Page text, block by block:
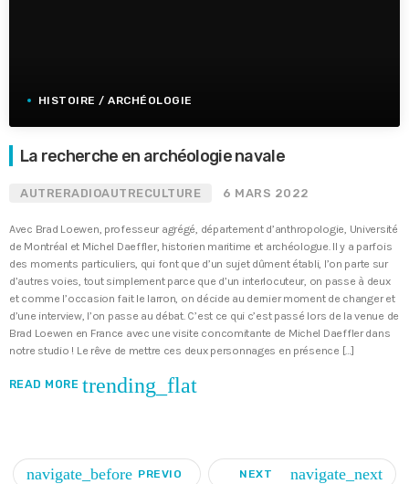
HISTOIRE / ARCHÉOLOGIE
La recherche en archéologie navale
AUTRERADIOAUTRECULTURE 6 MARS 2022
Avec Brad Loewen, professeur agrégé, département d’anthropologie, Université
de Montréal et Michel Daeffler, historien maritime et archéologue. Il y a parfois
des moments particuliers, qui font que d’un sujet dûment établi, l’on parte sur
d’autres voies, tout simplement parce que d’un interlocuteur, on passe à deux
et comme l’occasion fait le larron, on décide au dernier moment de changer et
d’une interview, l’on passe au débat. C’est ce qui c’est passé lors de la venue de
Brad Loewen en France avec une visite concomitante de Michel Daeffler dans
notre studio ! Le rêve de mettre ces deux personnages en présence […]
READ MORE trending_flat
navigate_before PREVIO NEXT navigate_next